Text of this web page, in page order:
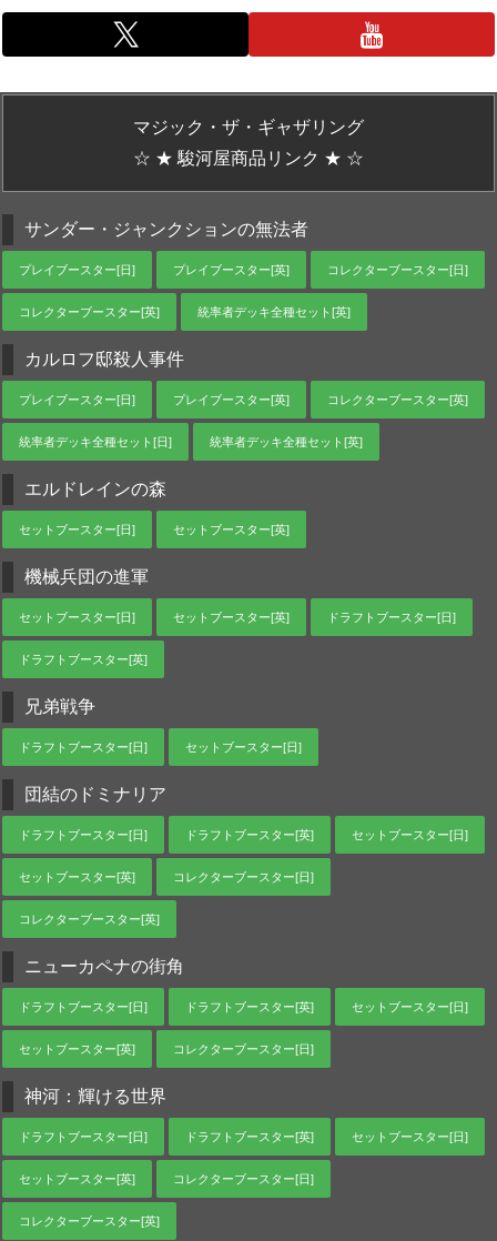
マジック・ザ・ギャザリング
☆ ★ 駿河屋商品リンク ★ ☆
サンダー・ジャンクションの無法者
プレイブースター[日] プレイブースター[英] コレクターブースター[日]
コレクターブースター[英] 統率者デッキ全種セット[英]
カルロフ邸殺人事件
プレイブースター[日] プレイブースター[英] コレクターブースター[英]
統率者デッキ全種セット[日] 統率者デッキ全種セット[英]
エルドレインの森
セットブースター[日] セットブースター[英]
機械兵団の進軍
セットブースター[日] セットブースター[英] ドラフトブースター[日]
ドラフトブースター[英]
兄弟戦争
ドラフトブースター[日] セットブースター[日]
団結のドミナリア
ドラフトブースター[日] ドラフトブースター[英] セットブースター[日]
セットブースター[英] コレクターブースター[日]
コレクターブースター[英]
ニューカペナの街角
ドラフトブースター[日] ドラフトブースター[英] セットブースター[日]
セットブースター[英] コレクターブースター[日]
神河：輝ける世界
ドラフトブースター[日] ドラフトブースター[英] セットブースター[日]
セットブースター[英] コレクターブースター[日]
コレクターブースター[英]